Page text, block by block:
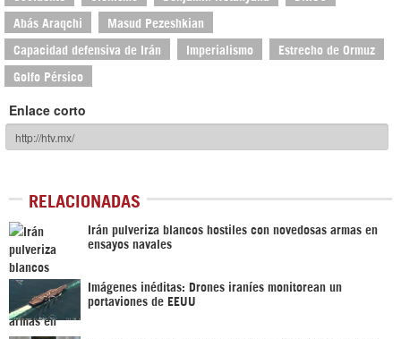
Abás Araqchi Masud Pezeshkian
Capacidad defensiva de Irán Imperialismo Estrecho de Ormuz
Golfo Pérsico
Enlace corto
RELACIONADAS
Irán pulveriza blancos hostiles con novedosas armas en
ensayos navales
Imágenes inéditas: Drones iraníes monitorean un
portaviones de EEUU